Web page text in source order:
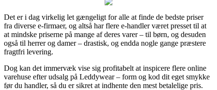
Det er i dag virkelig let gængeligt for alle at finde de bedste priser
fra diverse e-firmaer, og altså har flere e-handler været presset til at
at mindske priserne på mange af deres varer – til børn, og desuden
også til herrer og damer – drastisk, og endda nogle gange præstere
fragtfri levering.
Dog kan det immervæk vise sig profitabelt at inspicere flere online
varehuse efter udsalg på Leddywear – form og kod dit eget smykke
før du handler, så du er sikret at indhente den mest betalelige pris.